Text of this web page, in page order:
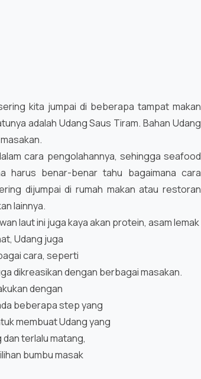
kita jumpai di beberapa tampat makan
adalah Udang Saus Tiram. Bahan Udang
cara pengolahannya, sehingga seafood
harus benar-benar tahu bagaimana cara
dijumpai di rumah makan atau restoran
lainnya.
laut ini juga kaya akan protein, asam lemak
Udang juga
cara, seperti
dikreasikan dengan berbagai masakan.
dengan
beberapa step yang
membuat Udang yang
terlalu matang,
bumbu masak